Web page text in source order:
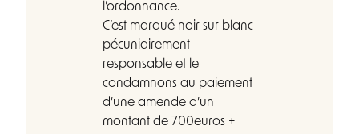
l’ordonnance.
C’est marqué noir sur blanc
pécuniairement
responsable et le
condamnons au paiement
d’une amende d’un
montant de 700euros +